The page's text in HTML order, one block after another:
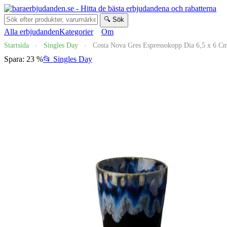
🔍 Sök
Alla erbjudandenKategorier Om
Startsida › Singles Day › Costa Nova Gres Espressokopp Dia 6,5 x 6
Spara: 23 %📂 Singles Day